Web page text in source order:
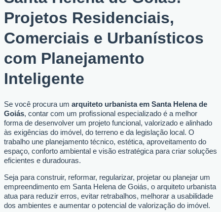
Projetos Residenciais,
Comerciais e Urbanísticos
com Planejamento
Inteligente
Se você procura um arquiteto urbanista em Santa Helena de
Goiás, contar com um profissional especializado é a melhor
forma de desenvolver um projeto funcional, valorizado e alinhado
às exigências do imóvel, do terreno e da legislação local. O
trabalho une planejamento técnico, estética, aproveitamento do
espaço, conforto ambiental e visão estratégica para criar soluções
eficientes e duradouras.
Seja para construir, reformar, regularizar, projetar ou planejar um
empreendimento em Santa Helena de Goiás, o arquiteto urbanista
atua para reduzir erros, evitar retrabalhos, melhorar a usabilidade
dos ambientes e aumentar o potencial de valorização do imóvel.